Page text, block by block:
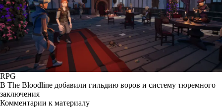
RPG
В The Bloodline добавили гильдию воров и систему тюремного
заключения
Комментарии к материалу